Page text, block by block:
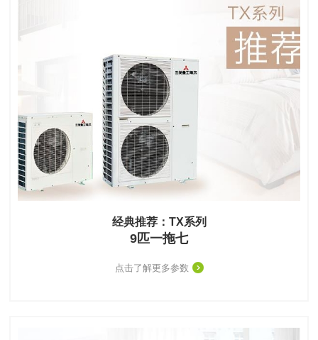
经典推荐：TX系列
9匹一拖七
点击了解更多参数